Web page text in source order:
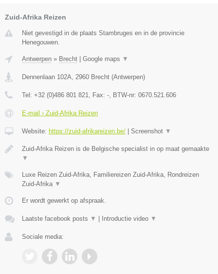
Zuid-Afrika Reizen
Niet gevestigd in de plaats Stambruges en in de provincie
Henegouwen.
Antwerpen » Brecht | Google maps ▼
Dennenlaan 102A 2960 Brecht (Antwerpen)
Tel: +32 (0)486 801 821 , Fax: - , BTW-nr: 0670.521.606
E-mail › Zuid-Afrika Reizen
Website: https://zuid-afrikareizen.be/ | Screenshot ▼
Zuid-Afrika Reizen is de Belgische specialist in op maat gemaakte
▼
Luxe Reizen Zuid-Afrika, Familiereizen Zuid-Afrika, Rondreizen
Zuid-Afrika ▼
Er wordt gewerkt op afspraak.
Laatste facebook posts ▼ | Introductie video ▼
Sociale media: